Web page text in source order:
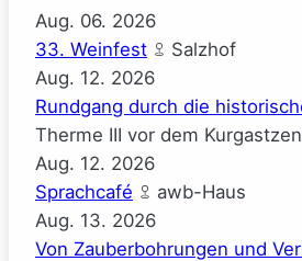
Aug. 06. 2026
33. Weinfest
Salzhof
Aug. 12. 2026
Rundgang durch die
Therme III vor dem
Aug. 12. 2026
Sprachcafé
awb-Haus
Aug. 13. 2026
Von Zauberbohrungen und